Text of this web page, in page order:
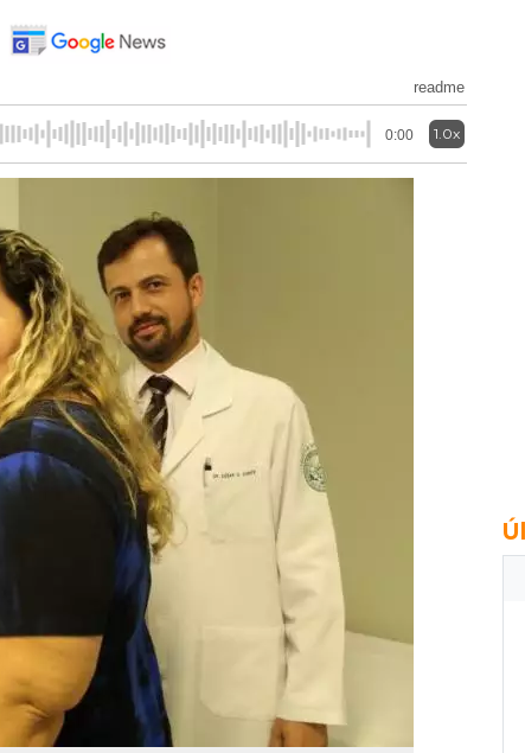
readme
0:00 1.0x